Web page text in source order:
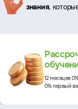
знания,
12 месяцев
0% первый